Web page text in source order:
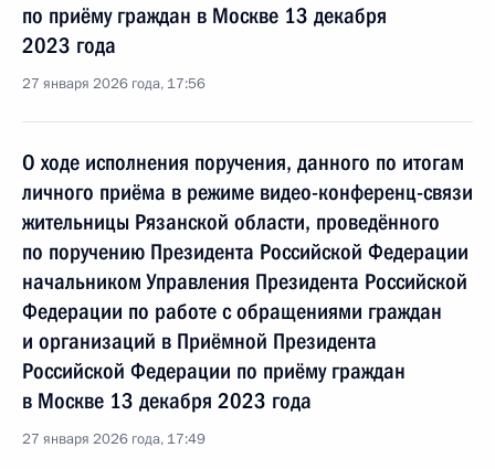
по приёму граждан в Москве 13 декабря
2023 года
27 января 2026 года, 17:56
О ходе исполнения поручения, данного по итогам
личного приёма в режиме видео-конференц-связи
жительницы Рязанской области, проведённого
по поручению Президента Российской Федерации
начальником Управления Президента Российской
Федерации по работе с обращениями граждан
и организаций в Приёмной Президента
Российской Федерации по приёму граждан
в Москве 13 декабря 2023 года
27 января 2026 года, 17:49